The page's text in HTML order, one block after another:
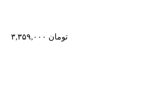
تومان